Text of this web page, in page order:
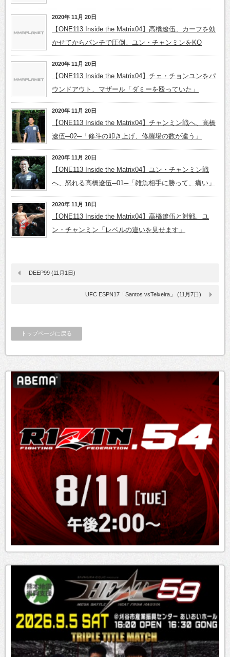
2020年 11月 20日
【ONE113 Inside the Matrix04】高橋遼伍、カーフを効
かせてからパンチで圧倒。ユン・チャンミンをKO
2020年 11月 20日
【ONE113 Inside the Matrix04】チェ・チョンユンをパ
ウンドアウト、マザール「ダミーを殴っていた」
2020年 11月 20日
【ONE113 Inside the Matrix04】チャンミン戦へ、高橋
遼伍─02─「修斗の叩き上げ、修羅場の数が違う」
2020年 11月 20日
【ONE113 Inside the Matrix04】ユン・チャンミン戦
へ、怒れる高橋遼伍─01─「雑魚相手に勝って、痛い」
2020年 11月 18日
【ONE113 Inside the Matrix04】高橋遼伍と対戦、ユ
ン・チャンミン「レベルの違いを見せます」
DEEP99 (11月1日)
UFC ESPN17「Santos vsTeixeira」 (11月7日)
トップページに戻る